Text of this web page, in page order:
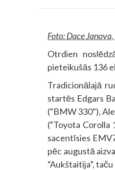
Foto: Dace
Otrdien
pieteikušās 136
Tradicionālajā
startēs Edgars
(“BMW 330”),
(“Toyota Corolla
sacentīsies
pēc augustā
“Aukštaitija”,